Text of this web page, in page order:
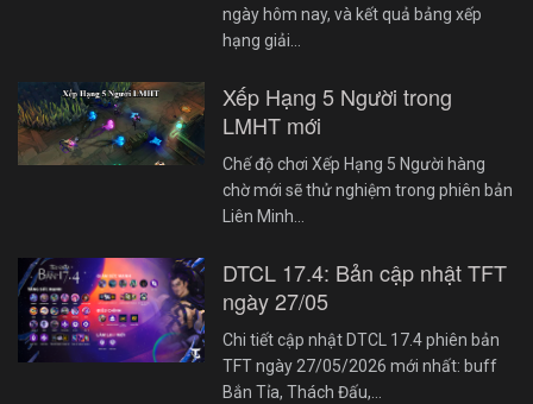
ngày hôm nay, và kết quả bảng xếp
hạng giải…
Xếp Hạng 5 Người trong
LMHT mới
Chế độ chơi Xếp Hạng 5 Người hàng
chờ mới sẽ thử nghiệm trong phiên bản
Liên Minh…
DTCL 17.4: Bản cập nhật TFT
ngày 27/05
Chi tiết cập nhật DTCL 17.4 phiên bản
TFT ngày 27/05/2026 mới nhất: buff
Bắn Tỉa, Thách Đấu,…